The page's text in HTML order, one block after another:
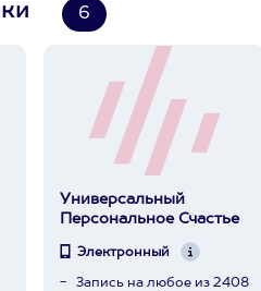
6
Универсальный
Персональное Счастье
Электронный
Запись на любое из 2408